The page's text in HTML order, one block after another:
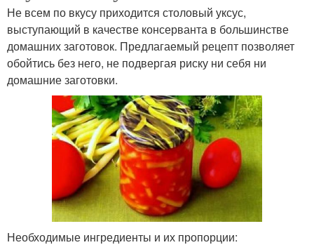
Не всем по вкусу приходится столовый уксус,
выступающий в качестве консерванта в большинстве
домашних заготовок. Предлагаемый рецепт позволяет
обойтись без него, не подвергая риску ни себя ни
домашние заготовки.
Необходимые ингредиенты и их пропорции: